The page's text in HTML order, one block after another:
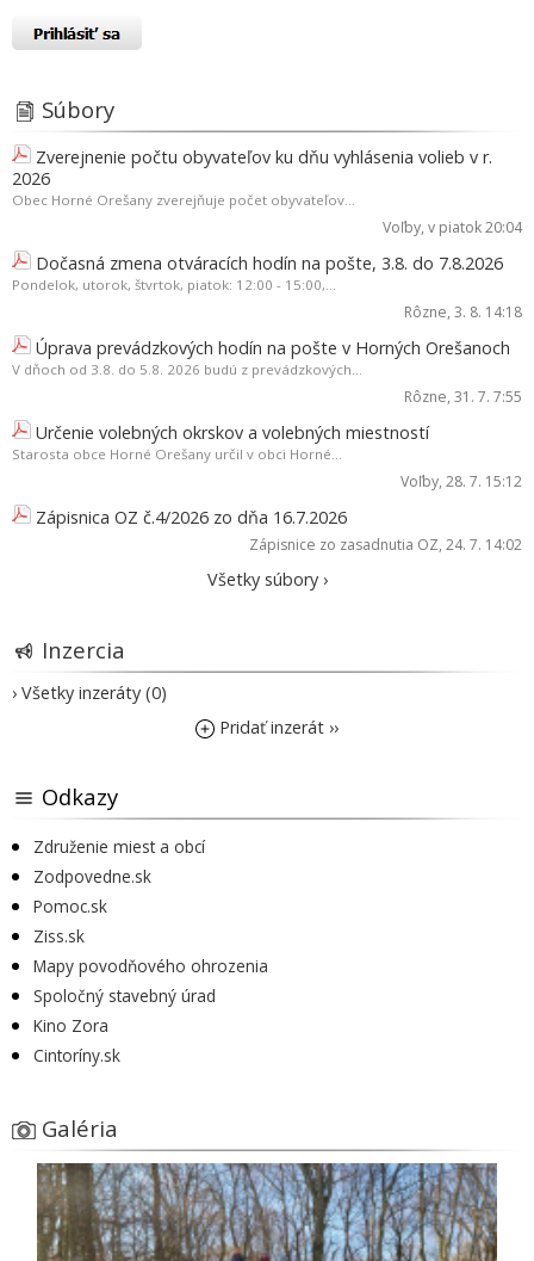
Súbory
Zverejnenie počtu obyvateľov ku dňu vyhlásenia volieb v r.
2026
Obec Horné Orešany zverejňuje počet obyvateľov...
Voľby, v piatok 20:04
Dočasná zmena otváracích hodín na pošte, 3.8. do 7.8.2026
Pondelok, utorok, štvrtok, piatok: 12:00 - 15:00,...
Rôzne, 3. 8. 14:18
Úprava prevádzkových hodín na pošte v Horných Orešanoch
V dňoch od 3.8. do 5.8. 2026 budú z prevádzkových...
Rôzne, 31. 7. 7:55
Určenie volebných okrskov a volebných miestností
Starosta obce Horné Orešany určil v obci Horné...
Voľby, 28. 7. 15:12
Zápisnica OZ č.4/2026 zo dňa 16.7.2026
Zápisnice zo zasadnutia OZ, 24. 7. 14:02
Všetky súbory ›
Inzercia
› Všetky inzeráty (0)
Pridať inzerát ››
Odkazy
Združenie miest a obcí
Zodpovedne.sk
Pomoc.sk
Ziss.sk
Mapy povodňového ohrozenia
Spoločný stavebný úrad
Kino Zora
Cintoríny.sk
Galéria